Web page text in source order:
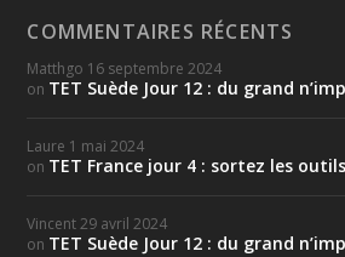
COMMENTAIRES RÉCENTS
Matthgo 16 septembre 2024
on TET Suède Jour 12 : du grand
Laure 1 mai 2024
on TET France jour 4 : sortez les
Vincent 29 avril 2024
on TET Suède Jour 12 : du grand